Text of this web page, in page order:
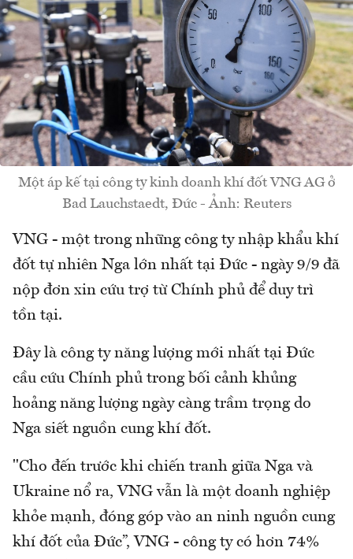
Một áp kế tại công ty kinh doanh khí đốt VNG AG ở
Bad Lauchstaedt, Đức - Ảnh: Reuters
VNG - một trong những công ty nhập khẩu khí
đốt tự nhiên Nga lớn nhất tại Đức - ngày 9/9 đã
nộp đơn xin cứu trợ từ Chính phủ để duy trì
tồn tại.
Đây là công ty năng lượng mới nhất tại Đức
cầu cứu Chính phủ trong bối cảnh khủng
hoảng năng lượng ngày càng trầm trọng do
Nga siết nguồn cung khí đốt.
"Cho đến trước khi chiến tranh giữa Nga và
Ukraine nổ ra, VNG vẫn là một doanh nghiệp
khỏe mạnh, đóng góp vào an ninh nguồn cung
khí đốt của Đức”, VNG - công ty có hơn 74%